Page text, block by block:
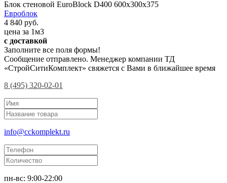
Блок стеновой EuroBlock D400 600x300x375
Евроблок
4 840 руб.
цена за 1м3
с доставкой
Заполните все поля формы!
Сообщение отправлено. Менеджер компании ТД
«СтройСитиКомплект» свяжется с Вами в ближайшее время
8 (495) 320-02-01
info@cckomplekt.ru
пн-вс: 9:00-22:00